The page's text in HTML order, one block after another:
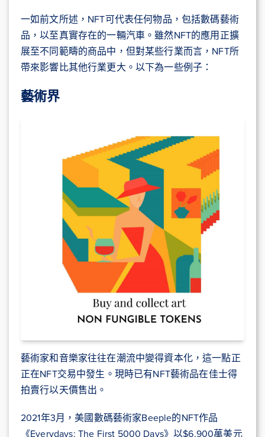
一如前文所述，NFT可代表任何物品，包括數碼藝術
品，以至真實存在的一輛汽車。雖然NFT的應用正擴
展至不同範疇的商品中，但對某些行業而言，NFT所
帶來影響比其他行業更大。以下為一些例子：
藝術界
藝術家和音樂家往往在潮流中變得資本化，這一點正
正在NFT交易中發生。現時已有NFT藝術品在佳士得
拍賣行以天價售出。
2021年3月，美國數碼藝術家Beeple的NFT作品
《Everydays: The First 5000 Days》以$6,900萬美元